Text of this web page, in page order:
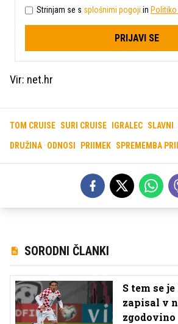
Strinjam se s splošnimi pogoji in
PRIJAVI SE
Vir: net.hr
TOM CRUISE SURI CRUISE IGRALEC SLAVNI
DRUŽINA ODNOSI PRIIMEK SPREMEMBA
SORODNI ČLANKI
S tem se
zapisal v
zgodovino